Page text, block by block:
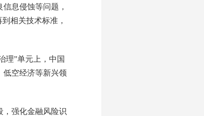
息侵蚀等问题，
相关技术标准，
”单元上，中国
低空经济等新兴领
强化金融风险识